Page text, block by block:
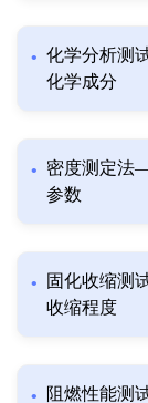
化学分析测
化学成分
密度测定法
参数
固化收缩测
收缩程度
阻燃性能测